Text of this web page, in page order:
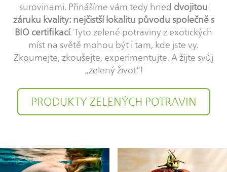
surovinami. Přinášíme vám tedy hned dvojitou
záruku kvality: nejčistší lokalitu původu společně s
BIO certifikací. Tyto zelené potraviny z exotických
míst na světě mohou být i tam, kde jste vy.
Zkoumejte, zkoušejte, experimentujte. A žijte svůj
„zelený život“!
PRODUKTY ZELENÝCH POTRAVIN